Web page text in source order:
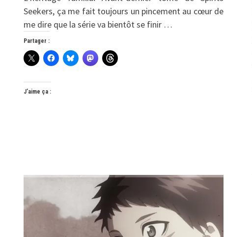
Seekers, ça me fait toujours un pincement au cœur de
me dire que la série va bientôt se finir …
Partager :
J’aime ça :